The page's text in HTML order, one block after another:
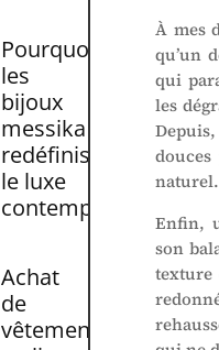
Pourquoi
les
bijoux
messika
redéfinissent
le luxe
contemporain
Achat
de
vêtement
À mes
qu’un
qui
les
naturel.
Enfin,
son
texture